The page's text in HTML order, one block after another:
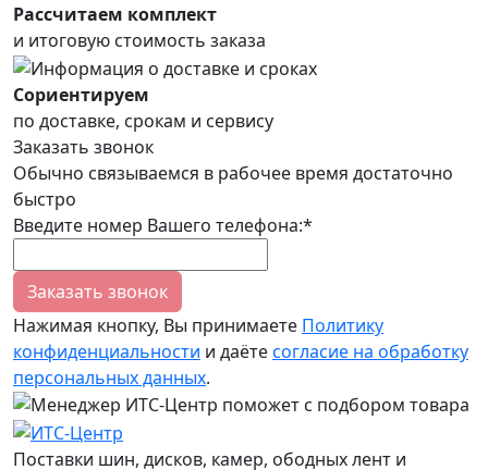
Рассчитаем комплект
и итоговую стоимость заказа
Сориентируем
по доставке, срокам и сервису
Заказать звонок
Обычно связываемся в рабочее время достаточно
быстро
Введите номер Вашего телефона:*
Заказать звонок
Нажимая кнопку, Вы принимаете Политику
конфиденциальности и даётесогласие на обработку
персональных данных.
Поставки шин, дисков, камер, ободных лент и